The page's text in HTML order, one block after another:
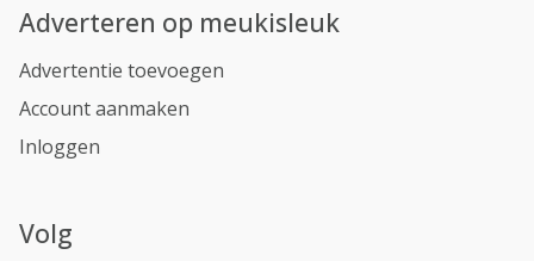
Adverteren op meukisleuk
Advertentie toevoegen
Account aanmaken
Inloggen
Volg